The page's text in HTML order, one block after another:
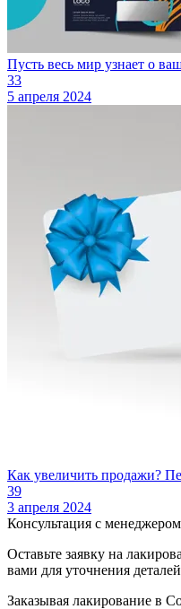
Пусть весь мир узнает о
33
5 апреля 2024
Как увеличить продажи?
39
3 апреля 2024
Консультация с менеджером
Оставьте заявку на
вами для уточнения
Заказывая лакирование в